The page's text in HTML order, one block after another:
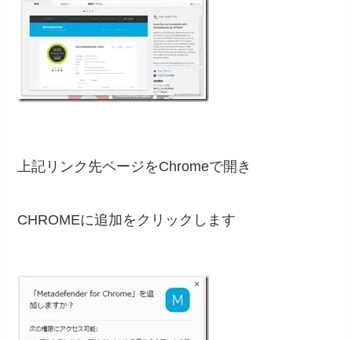
上記リンク先ページをChromeで開き
CHROMEに追加をクリックします